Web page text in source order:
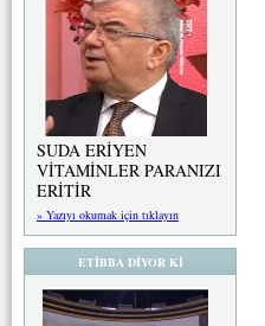
SUDA ERİYEN
VİTAMİNLER PARANIZI
ERİTİR
» Yazıyı okumak için tıklayın
ETİBBA DİYOR Kİ